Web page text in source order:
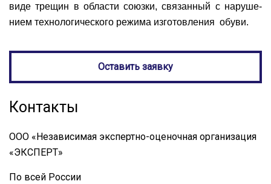
виде трещин в области союзки, связанный с наруше­
нием технологического режима изготовления обуви.
Оставить заявку
Контакты
ООО «Независимая экспертно-оценочная организация
«ЭКСПЕРТ»
По всей России